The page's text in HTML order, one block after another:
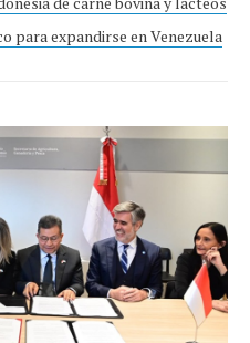
para expandirse en Venezuela